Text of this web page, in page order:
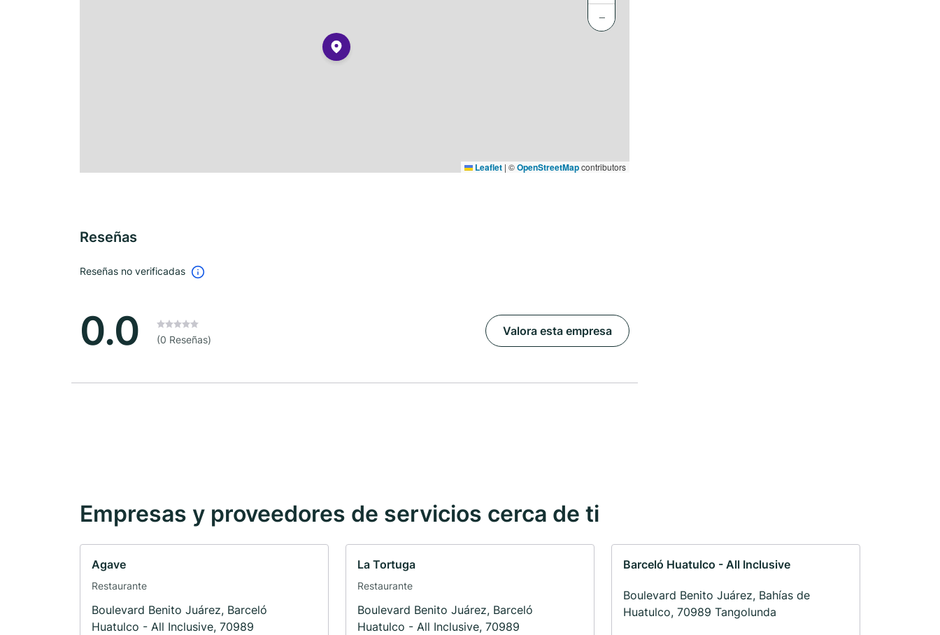
−
Leaflet | ©OpenStreetMapcontributors
Reseñas
Reseñas no verificadas
0.0 (0 Reseñas)
Valora esta empresa
Empresas y proveedores de servicios cerca de ti
Agave
Restaurante
Boulevard Benito Juárez, Barceló
Huatulco - All Inclusive, 70989
La Tortuga
Restaurante
Boulevard Benito Juárez, Barceló
Huatulco - All Inclusive, 70989
Barceló Huatulco - All Inclusive
Boulevard Benito Juárez, Bahías de
Huatulco, 70989 Tangolunda